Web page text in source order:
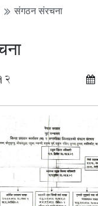
संगठन संरचना